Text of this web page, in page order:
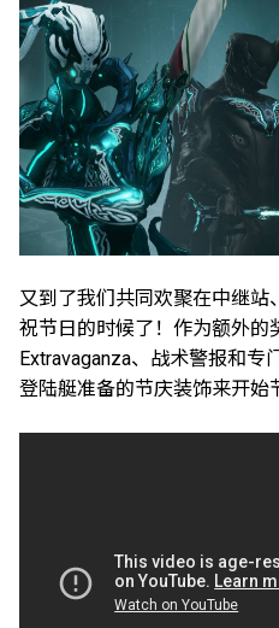
又到了我们共同欢聚在中继
祝节日的时候了！作为额外的
Extravaganza、战术警报和专
登陆艇准备的节庆装饰来开始